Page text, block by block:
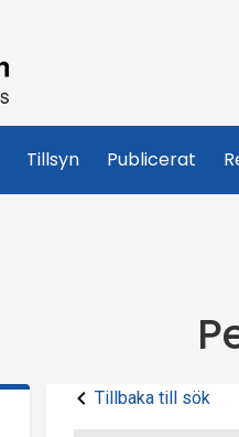
Tillsyn Publicerat
Tillbaka till sök